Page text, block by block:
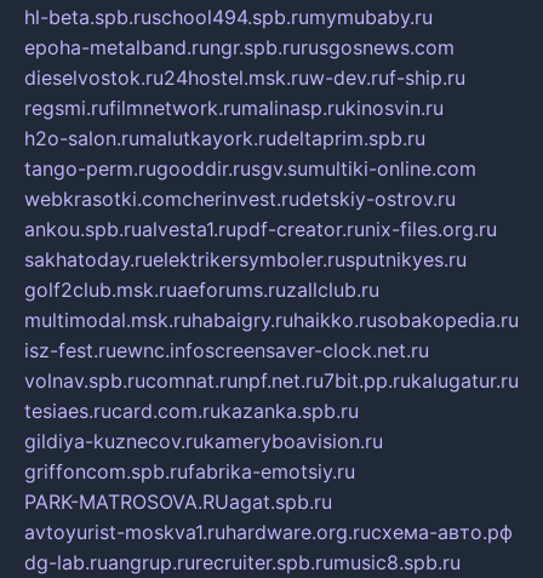
hl-beta.spb.ruschool494.spb.rumymubaby.ru
epoha-metalband.rungr.spb.rurusgosnews.com
dieselvostok.ru24hostel.msk.ruw-dev.ruf-ship.ru
regsmi.rufilmnetwork.rumalinasp.rukinosvin.ru
h2o-salon.rumalutkayork.rudeltaprim.spb.ru
tango-perm.rugooddir.rusgv.sumultiki-online.com
webkrasotki.comcherinvest.rudetskiy-ostrov.ru
ankou.spb.rualvesta1.rupdf-creator.runix-files.org.ru
sakhatoday.ruelektrikersymboler.rusputnikyes.ru
golf2club.msk.ruaeforums.ruzallclub.ru
multimodal.msk.ruhabaigry.ruhaikko.rusobakopedia.ru
isz-fest.ruewnc.infoscreensaver-clock.net.ru
volnav.spb.rucomnat.runpf.net.ru7bit.pp.rukalugatur.ru
tesiaes.rucard.com.rukazanka.spb.ru
gildiya-kuznecov.rukameryboavision.ru
griffoncom.spb.rufabrika-emotsiy.ru
PARK-MATROSOVA.RUagat.spb.ru
avtoyurist-moskva1.ruhardware.org.ruсхема-авто.рф
dg-lab.ruangrup.rurecruiter.spb.rumusic8.spb.ru